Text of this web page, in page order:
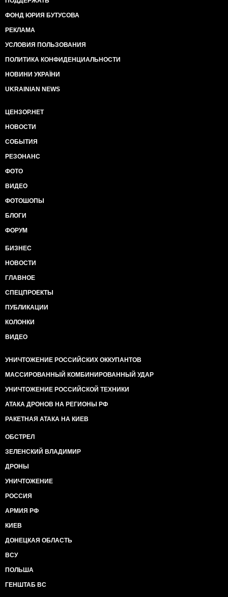
ФОНД ЮРИЯ БУТУСОВА
РЕКЛАМА
УСЛОВИЯ ПОЛЬЗОВАНИЯ
ПОЛИТИКА КОНФИДЕНЦИАЛЬНОСТИ
НОВИНИ УКРАЇНИ
UKRAINIAN NEWS
ЦЕНЗОР.НЕТ
НОВОСТИ
СОБЫТИЯ
РЕЗОНАНС
ФОТО
ВИДЕО
ФОТОШОПЫ
БЛОГИ
ФОРУМ
БИЗНЕС
НОВОСТИ
ГЛАВНОЕ
СПЕЦПРОЕКТЫ
ПУБЛИКАЦИИ
КОЛОНКИ
ВИДЕО
УНИЧТОЖЕНИЕ РОССИЙСКИХ ОККУПАНТОВ
МАССИРОВАННЫЙ КОМБИНИРОВАННЫЙ УДАР
УНИЧТОЖЕНИЕ РОССИЙСКОЙ ТЕХНИКИ
АТАКА ДРОНОВ НА РЕГИОНЫ РФ
РАКЕТНАЯ АТАКА НА КИЕВ
ОБСТРЕЛ
ЗЕЛЕНСКИЙ ВЛАДИМИР
ДРОНЫ
УНИЧТОЖЕНИЕ
РОССИЯ
АРМИЯ РФ
КИЕВ
ДОНЕЦКАЯ ОБЛАСТЬ
ВСУ
ПОЛЬША
ГЕНШТАБ ВС